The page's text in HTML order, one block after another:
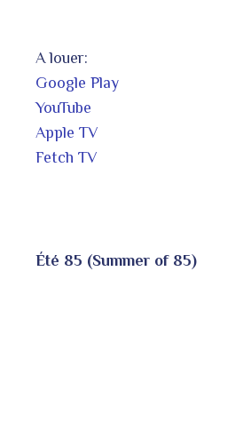
A louer:
Google Play
YouTube
Apple TV
Fetch TV
Été 85 (Summer of 85)